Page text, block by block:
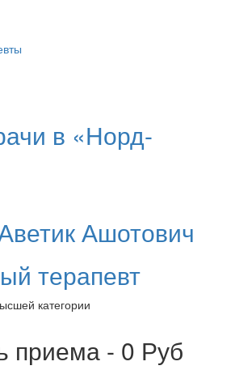
в «Норд-
Ашотович
терапевт
категории
приема - 0 Руб